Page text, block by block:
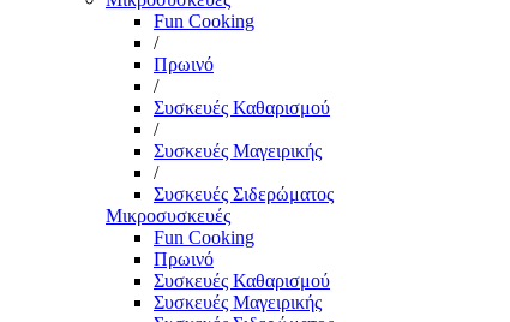
Fun Cooking
/
Πρωινό
/
Συσκευές Καθαρισμού
/
Συσκευές Μαγειρικής
/
Συσκευές Σιδερώματος
Μικροσυσκευές
Fun Cooking
Πρωινό
Συσκευές Καθαρισμού
Συσκευές Μαγειρικής